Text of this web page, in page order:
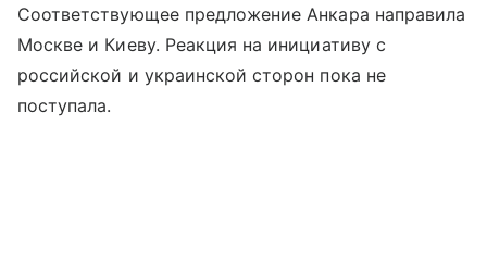
Соответствующее предложение Анкара направила
Москве и Киеву. Реакция на инициативу с
российской и украинской сторон пока не
поступала.